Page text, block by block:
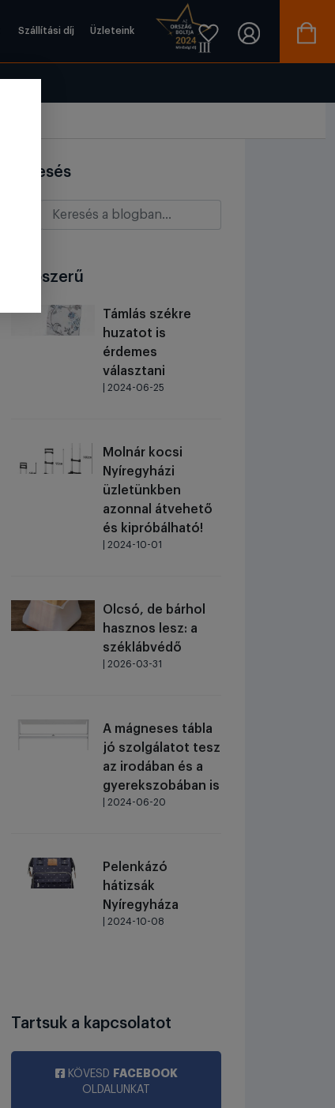
Szállítási díj Üzleteink
Keresés
Népszerű
Támlás székre
huzatot is
érdemes
választani
| 2024-06-25
Molnár kocsi
Nyíregyházi
üzletünkben
azonnal átvehető
és kipróbálható!
| 2024-10-01
Olcsó, de bárhol
hasznos lesz: a
széklábvédő
| 2026-03-31
A mágneses tábla
jó szolgálatot tesz
az irodában és a
gyerekszobában is
| 2024-06-20
Pelenkázó
hátizsák
Nyíregyháza
| 2024-10-08
Tartsuk a kapcsolatot
KÖVESD FACEBOOK
OLDALUNKAT